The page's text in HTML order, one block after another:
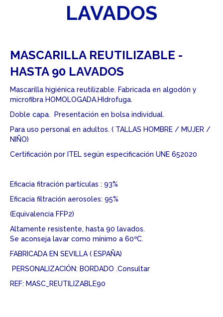
LAVADOS
MASCARILLA REUTILIZABLE -
HASTA 90 LAVADOS
Mascarilla higiénica reutilizable. Fabricada en algodón y
microfibra HOMOLOGADA.HIdrofuga.
Doble capa. Presentación en bolsa individual.
Para uso personal en adultos. ( TALLAS HOMBRE / MUJER /
NIÑO)
Certificación por ITEL según especificación UNE 652020
Eficacia fitración partículas : 93%
Eficacia filtración aerosoles: 95%
(Equivalencia FFP2)
Altamente resistente, hasta 90 lavados.
Se aconseja lavar como mínimo a 60ºC.
FABRICADA EN SEVILLA ( ESPAÑA)
PERSONALIZACIÓN: BORDADO .Consultar
REF: MASC_REUTILIZABLE90